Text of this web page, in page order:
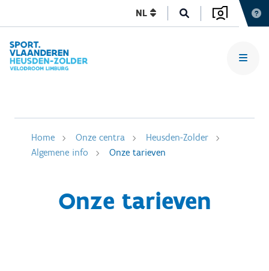
NL
Home Onze centra
Heusden-Zolder
Algemene info
Onze tarieven
Onze tarieven